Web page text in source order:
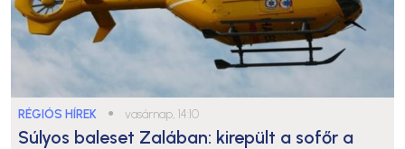
RÉGIÓS HÍREK ● vasárnap, 14:10
Súlyos baleset Zalában: kirepült a sofőr a